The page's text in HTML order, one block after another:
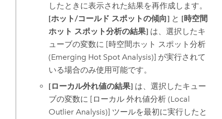
したときに表示された結果を再作成します。
[ホット/コールド スポットの傾向] と [時空間
ホット スポット分析の結果] は、選択したキ
ューブの変数に [時空間ホット スポット分析
(Emerging Hot Spot Analysis)] が実行されて
いる場合のみ使用可能です。
[ローカル外れ値の結果] は、選択したキュー
ブの変数に [ローカル 外れ値分析 (Local
Outlier Analysis)] ツールを最初に実行したと